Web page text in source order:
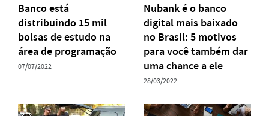
Banco está
distribuindo 15 mil
bolsas de estudo na
área de programação
07/07/2022
Nubank é o banco
digital mais baixado
no Brasil: 5 motivos
para você também dar
uma chance a ele
28/03/2022